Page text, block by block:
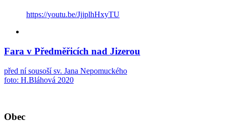
https://youtu.be/JjjplhHxyTU
Fara v Předměřicích nad Jizerou
před ní sousoší sv. Jana Nepomuckého
foto: H.Bláhová 2020
Obec